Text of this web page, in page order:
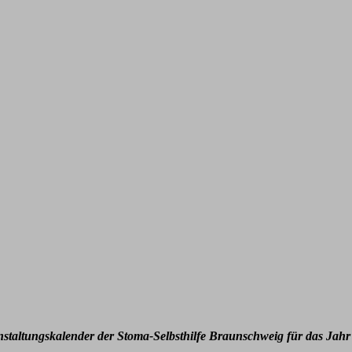
der Stoma-Selbsthilfe Braunschweig für das